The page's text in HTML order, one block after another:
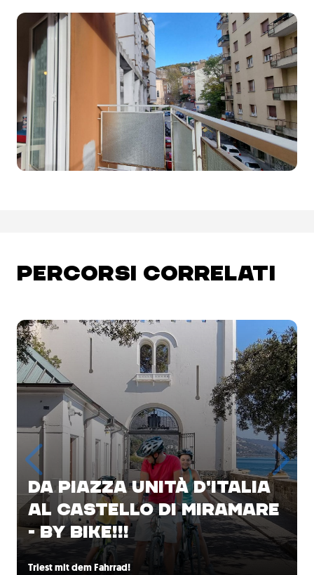
PERCORSI CORRELATI
DA PIAZZA UNITÀ D'ITALIA
AL CASTELLO DI MIRAMARE
- BY BIKE!!!
Triest mit dem Fahrrad!